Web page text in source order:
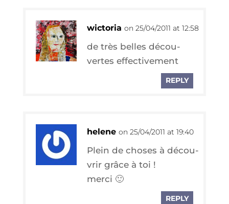
wictoria on 25/04/2011 at 12:58
de très belles décou­
vertes effectivement
REPLY
helene on 25/04/2011 at 19:40
Plein de choses à décou­
vrir grâce à toi !
merci 🙂
REPLY